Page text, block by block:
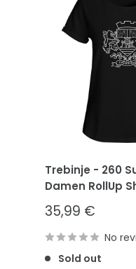
Trebinje - 260
Damen RollUp
Sale
price
35,99 €
No
Sold out